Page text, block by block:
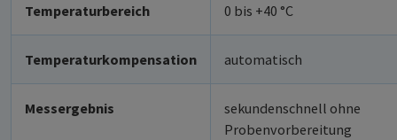
Temperaturbereich 0 bis +40 °C
Temperaturkompensation automatisch
Messergebnis
sekundenschnell ohne
Probenvorbereitung